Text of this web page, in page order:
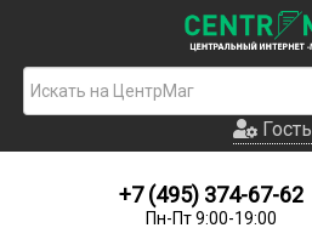
Гость
Новинки
Гость
+7 (495) 374-67-62
Пн-Пт 9:00-19:00